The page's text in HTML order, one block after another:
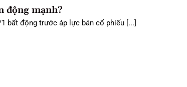
động mạnh?
bất động trước áp lực bán cổ phiếu [...]